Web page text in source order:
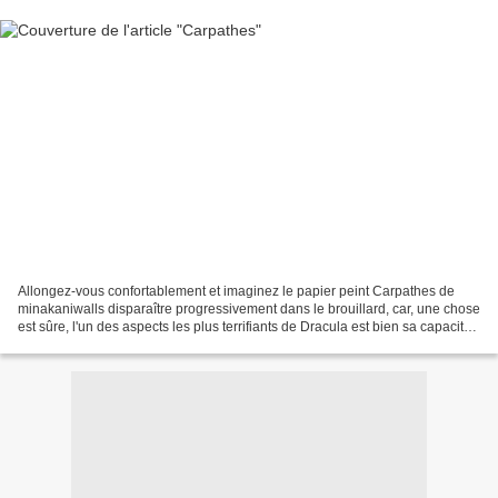
Allongez-vous confortablement et imaginez le papier peint Carpathes de
minakaniwalls disparaître progressivement dans le brouillard, car, une chose
est sûre, l'un des aspects les plus terrifiants de Dracula est bien sa capacité